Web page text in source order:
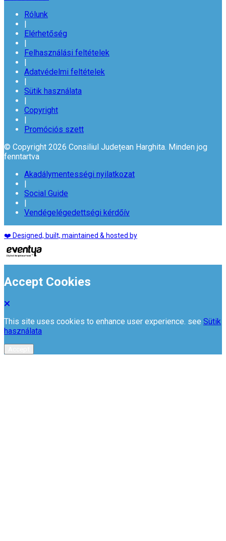
Rólunk
Elérhetőség
Felhasználási feltételek
Adatvédelmi feltételek
Sütik használata
Copyright
Promóciós szett
© Copyright 2026 Consiliul Județean Harghita. Minden jog
fenntartva
Akadálymentességi nyilatkozat
Social Guide
Vendégelégedettségi kérdőív
❤️ Designed, built, maintained & hosted by
Accept Cookies
This site uses cookies to enhance user experience. see Sütik
használata